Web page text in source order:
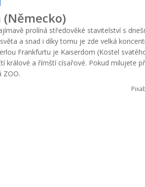
prolíná středověké stavitelství s
a snad i díky tomu je zde velká
Frankfurtu je Kaiserdom (Kostel
králové a římští císařové. Pokud milujete
ZOO.